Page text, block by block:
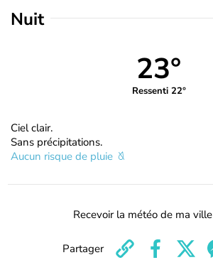
Nuit
23°
Ressenti 22°
Ciel clair.
Sans précipitations.
Aucun risque de pluie
Recevoir la météo de ma ville
Partager